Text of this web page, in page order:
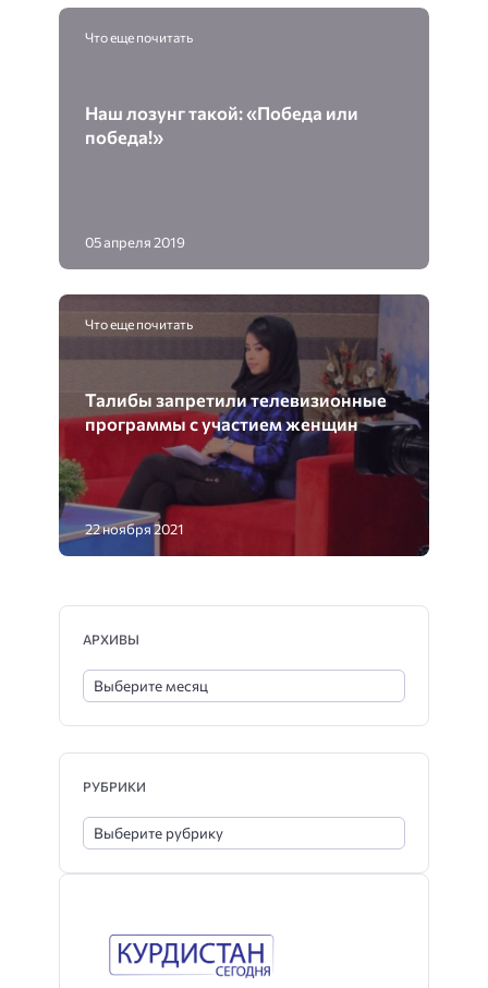
Что еще почитать
Наш лозунг такой: «Победа или
победа!»
05 апреля 2019
Что еще почитать
Талибы запретили телевизионные
программы с участием женщин
22 ноября 2021
АРХИВЫ
РУБРИКИ